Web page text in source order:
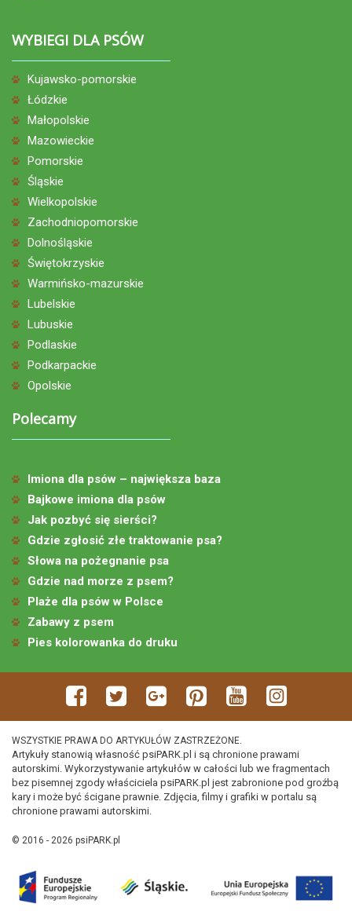
WYBIEGI DLA PSÓW
Kujawsko-pomorskie
Łódzkie
Małopolskie
Mazowieckie
Pomorskie
Śląskie
Wielkopolskie
Zachodniopomorskie
Dolnośląskie
Świętokrzyskie
Warmińsko-mazurskie
Lubelskie
Lubuskie
Podlaskie
Podkarpackie
Opolskie
Polecamy
Imiona dla psów – największa baza
Bajkowe imiona dla psów
Jak pozbyć się sierści?
Gdzie zgłosić złe traktowanie psa?
Słowa na pożegnanie psa
Gdzie nad morze z psem?
Plaże dla psów w Polsce
Zabawy z psem
Pies kolorowanka do druku
WSZYSTKIE PRAWA DO ARTYKUŁÓW ZASTRZEŻONE.
Artykuły stanowią własność psiPARK.pl i są chronione prawami
autorskimi. Wykorzystywanie artykułów w całości lub we fragmentach
bez pisemnej zgody właściciela psiPARK.pl jest zabronione pod groźbą
kary i może być ścigane prawnie. Zdjęcia, filmy i grafiki w portalu są
chronione prawami autorskimi.
© 2016 - 2026 psiPARK.pl